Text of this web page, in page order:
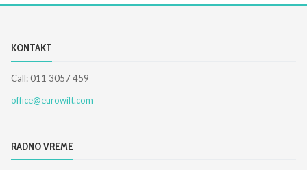
KONTAKT
Call: 011 3057 459
office@eurowilt.com
RADNO VREME